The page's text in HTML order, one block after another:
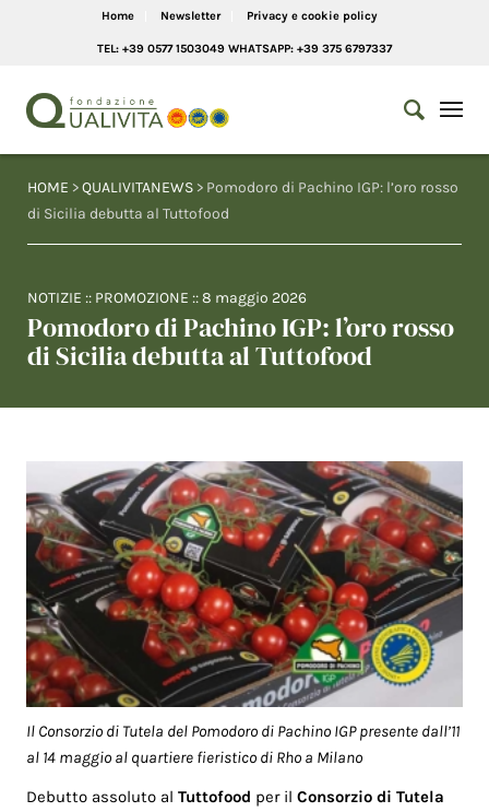
Home Newsletter Privacy e cookie policy
TEL: +39 0577 1503049 WHATSAPP: +39 375 6797337
HOME >QUALIVITANEWS > Pomodoro di Pachino IGP: l’oro rosso
di Sicilia debutta al Tuttofood
NOTIZIE :: PROMOZIONE ::8 maggio 2026
Pomodoro di Pachino IGP: l’oro rosso
di Sicilia debutta al Tuttofood
Il Consorzio di Tutela del Pomodoro di Pachino IGP presente dall’11
al 14 maggio al quartiere fieristico di Rho a Milano
Debutto assoluto alTuttofood per ilConsorzio di Tutela